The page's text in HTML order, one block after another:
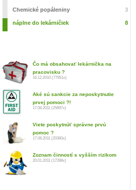
Chemické popáleniny 3
náplne do lekárničiek 8
Čo má obsahovať lekárnička na
pracovisku ?
16.12.2010 (77951x)
Aké sú sankcie za neposkytnutie
prvej pomoci ?!
17.08.2011 (25897x)
Viete poskytnúť správne prvú
pomoc ?
17.08.2011 (20360x)
Zoznam činností s vyšším rizikom
20.01.2011 (17288x)